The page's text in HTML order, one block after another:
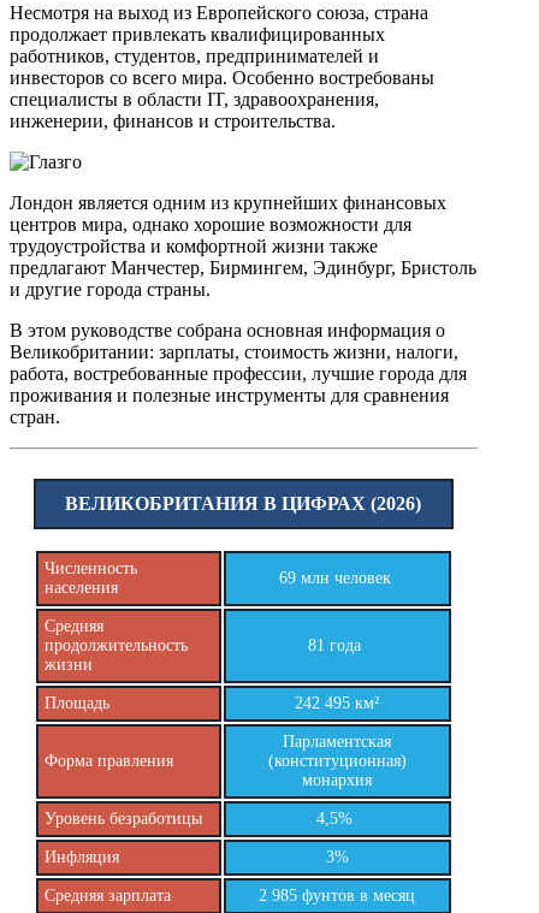
Несмотря на выход из Европейского союза, страна
продолжает привлекать квалифицированных
работников, студентов, предпринимателей и
инвесторов со всего мира. Особенно востребованы
специалисты в области IT, здравоохранения,
инженерии, финансов и строительства.
Лондон является одним из крупнейших финансовых
центров мира, однако хорошие возможности для
трудоустройства и комфортной жизни также
предлагают Манчестер, Бирмингем, Эдинбург, Бристоль
и другие города страны.
В этом руководстве собрана основная информация о
Великобритании: зарплаты, стоимость жизни, налоги,
работа, востребованные профессии, лучшие города для
проживания и полезные инструменты для сравнения
стран.
ВЕЛИКОБРИТАНИЯ В ЦИФРАХ (2026)
Численность
населения
69 млн человек
Средняя
продолжительность
жизни
81 года
Площадь 242 495 км²
Форма правления
Парламентская
(конституционная)
монархия
Уровень безработицы 4,5%
Инфляция 3%
Средняя зарплата 2 985 фунтов в месяц